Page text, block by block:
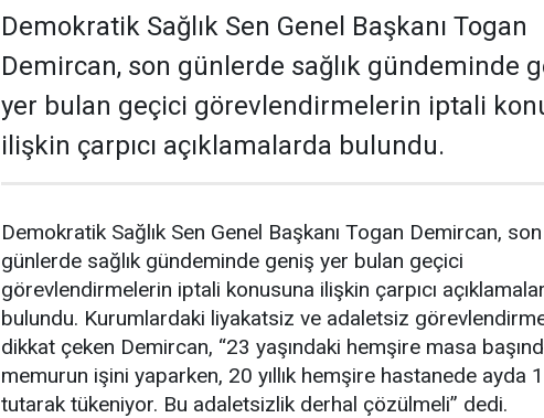
Demokratik Sağlık Sen Genel Başkanı Togan
Demircan, son günlerde sağlık gündeminde
yer bulan geçici görevlendirmelerin iptali
ilişkin çarpıcı açıklamalarda bulundu.
Demokratik Sağlık Sen Genel Başkanı Togan Demircan, son
günlerde sağlık gündeminde geniş yer bulan geçici
görevlendirmelerin iptali konusuna ilişkin çarpıcı
bulundu. Kurumlardaki liyakatsiz ve adaletsiz
dikkat çeken Demircan, “23 yaşındaki hemşire masa
memurun işini yaparken, 20 yıllık hemşire hastanede ayda
tutarak tükeniyor. Bu adaletsizlik derhal çözülmeli” dedi.